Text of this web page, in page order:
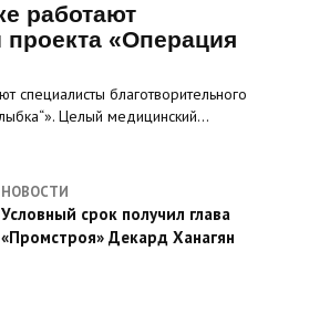
работают
«Операция
специалисты благотворительного
Целый медицинский…
НОВОСТИ
Условный срок получил глава
«Промстроя» Декард Ханагян